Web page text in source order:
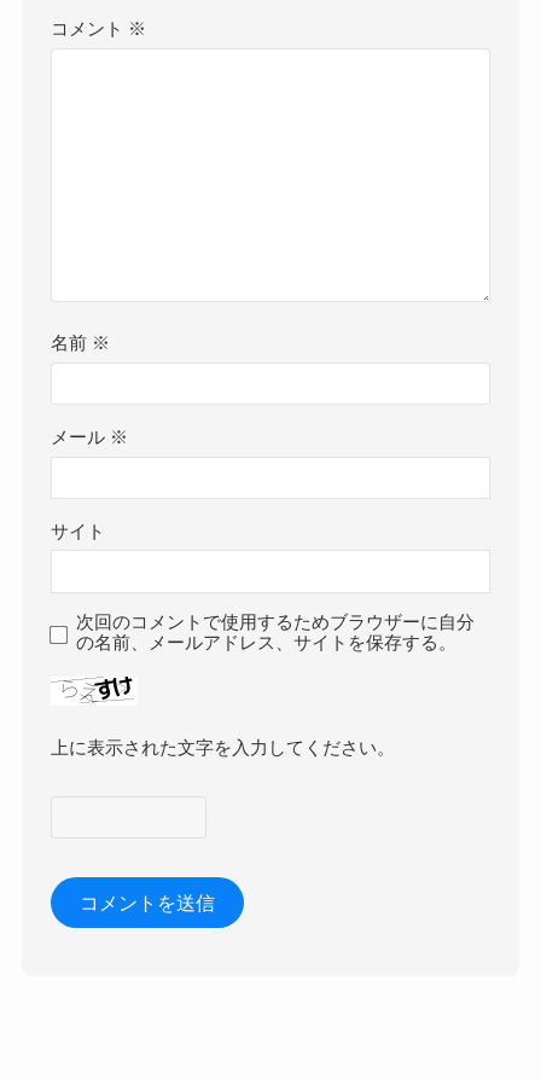
コメント ※
名前 ※
メール ※
サイト
次回のコメントで使用するためブラウザーに自分
の名前、メールアドレス、サイトを保存する。
上に表示された文字を入力してください。